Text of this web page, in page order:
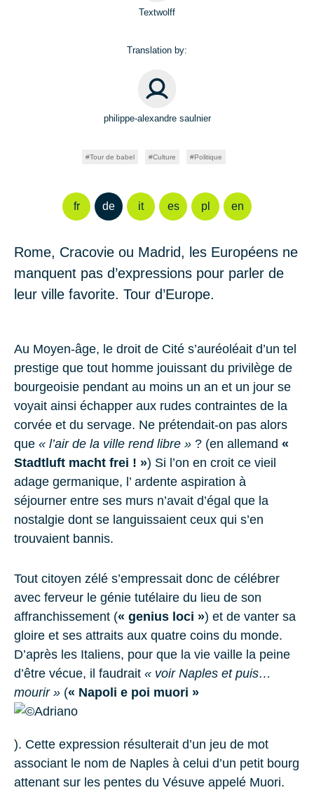
Textwolff
Translation by:
philippe-alexandre saulnier
Tour de babel Culture Politique
fr de it es pl en
Rome, Cracovie ou Madrid, les Européens ne
manquent pas d’expressions pour parler de
leur ville favorite. Tour d’Europe.
Au Moyen-âge, le droit de Cité s’auréoléait d’un tel
prestige que tout homme jouissant du privilège de
bourgeoisie pendant au moins un an et un jour se
voyait ainsi échapper aux rudes contraintes de la
corvée et du servage. Ne prétendait-on pas alors
que « l’air de la ville rend libre » ? (en allemand «
Stadtluft macht frei ! ») Si l’on en croit ce vieil
adage germanique, l’ ardente aspiration à
séjourner entre ses murs n’avait d’égal que la
nostalgie dont se languissaient ceux qui s’en
trouvaient bannis.
Tout citoyen zélé s’empressait donc de célébrer
avec ferveur le génie tutélaire du lieu de son
affranchissement (« genius loci ») et de vanter sa
gloire et ses attraits aux quatre coins du monde.
D’après les Italiens, pour que la vie vaille la peine
d’être vécue, il faudrait « voir Naples et puis…
mourir » (« Napoli e poi muori »
). Cette expression résulterait d’un jeu de mot
associant le nom de Naples à celui d’un petit bourg
attenant sur les pentes du Vésuve appelé Muori.